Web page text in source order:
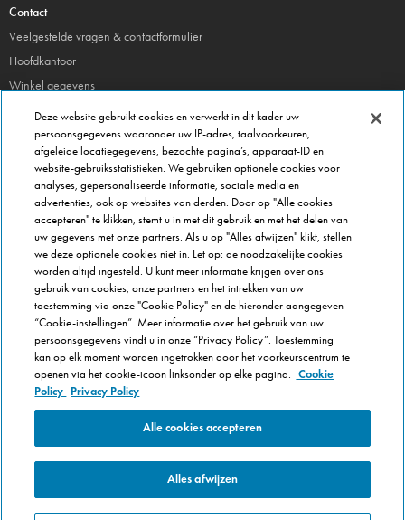
Contact
Veelgestelde vragen & contactformulier
Hoofdkantoor
Winkel gegevens
Beheer je voorkeuren
Franchise Info
Domino's Franchise
Selectie Criteria
Veel gestelde vragen
Over Dominos
Werken bij Domino's
Onze keuken
Care team (voor medewerkers)
Cookie Policy
Cookie-instellingen
Deze website gebruikt cookies en verwerkt in dit kader uw
persoonsgegevens waaronder uw IP-adres, taalvoorkeuren,
afgeleide locatiegegevens, bezochte pagina’s, apparaat-ID en
website-gebruiksstatistieken. We gebruiken optionele cookies voor
analyses, gepersonaliseerde informatie, sociale media en
advertenties, ook op websites van derden. Door op "Alle cookies
accepteren" te klikken, stemt u in met dit gebruik en met het delen van
uw gegevens met onze partners. Als u op "Alles afwijzen" klikt, stellen
we deze optionele cookies niet in. Let op: de noodzakelijke cookies
worden altijd ingesteld. U kunt meer informatie krijgen over ons
gebruik van cookies, onze partners en het intrekken van uw
toestemming via onze "Cookie Policy" en de hieronder aangegeven
“Cookie-instellingen”. Meer informatie over het gebruik van uw
persoonsgegevens vindt u in onze “Privacy Policy”. Toestemming
kan op elk moment worden ingetrokken door het voorkeurscentrum te
openen via het cookie-icoon linksonder op elke pagina. Cookie
Policy Privacy Policy
Alle cookies accepteren
Alles afwijzen